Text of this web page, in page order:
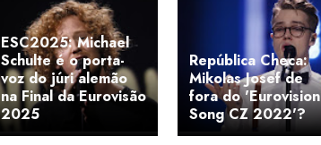
ESC2025: Michael
Schulte é o porta-
voz do júri alemão
na Final da Eurovisão
2025
República Checa:
Mikolas Josef de
fora do 'Eurovision
Song CZ 2022'?